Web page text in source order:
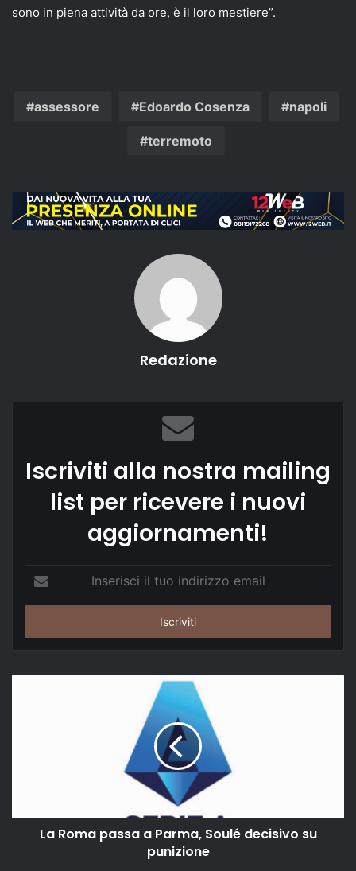
sono in piena attività da ore, è il loro mestiere”.
assessore Edoardo Cosenza napoli
terremoto
Redazione
Iscriviti alla nostra mailing
list per ricevere i nuovi
aggiornamenti!
tuo
email
La Roma passa a Parma, Soulé decisivo su
punizione